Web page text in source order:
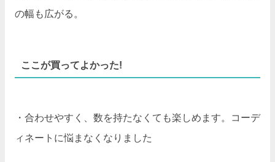
の幅も広がる。
ここが買ってよかった!
・合わせやすく、数を持たなくても楽しめます。コーデ
ィネートに悩まなくなりました